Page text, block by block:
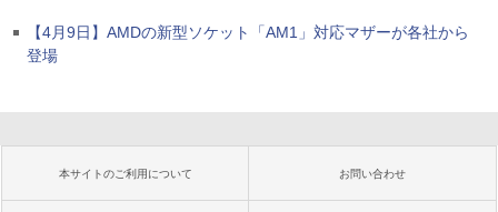
【4月9日】AMDの新型ソケット「AM1」対応マザーが各社から
登場
本サイトのご利用について お問い合わせ